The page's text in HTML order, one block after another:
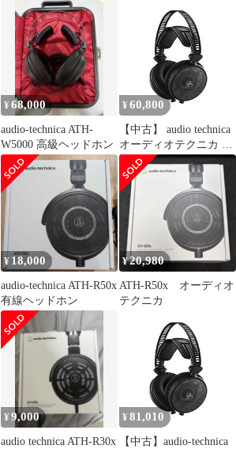
プンバックダイナミッ
クヘッドホン (ATH-
P100M)
プンバックリファレン
スヘッドホン ATH-
R70X 開放型 ミキシン
グ モニター
¥68,000
audio-technica ATH-
W5000 高級ヘッドホン
¥ 60,800
【中古】 audio technica
オーディオテクニカ プ
ロフェッショナルオー
プンバックリファレン
スヘッドホン ATH-
R70X 開放型 ミキシン
グ モニター
¥ 18,000
audio-technica ATH-R50x
有線ヘッドホン
¥20,980
ATH-R50x オーディオ
テクニカ
¥9,000
audio technica ATH-R30x
¥ 81,010
【中古】audio-technica